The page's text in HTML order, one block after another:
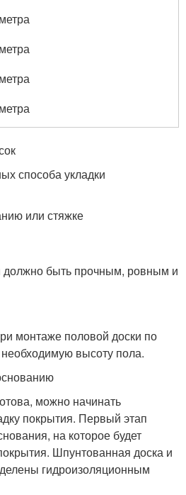
способа укладки
или стяжке
должно быть прочным, ровным и
монтаже половой доски по
высоту пола.
можно начинать
покрытия. Первый этап
на которое будет
Шпунтованная доска и
гидроизоляционным